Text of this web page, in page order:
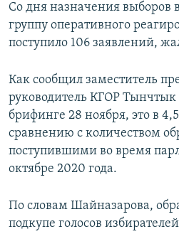
Со дня назначения выборов
группу оперативного
поступило 106 заявлений,
Как сообщил заместитель
руководитель КГОР
брифинге 28 ноября, это в
сравнению с количеством
поступившими во время
октябре 2020 года.
По словам Шайназарова,
подкупе голосов